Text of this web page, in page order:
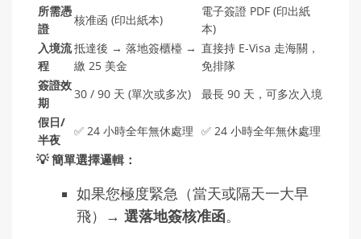
所需憑
證
核准函 (印出紙本)
電子簽證 PDF (印出紙
本)
入境流
程
抵達後 → 落地簽櫃檯 →
繳 25 美金
直接持 E-Visa 走海關，
免排隊
簽證效
期
30 / 90 天 (單次或多次)
最長 90 天，可多次入境
假日/
半夜
✅ 24 小時全年無休處理 ✅ 24 小時全年無休處理
💡 簡單選擇邏輯：
如果您極度緊急（當天或隔天一大早
飛）→ 選落地簽核准函。